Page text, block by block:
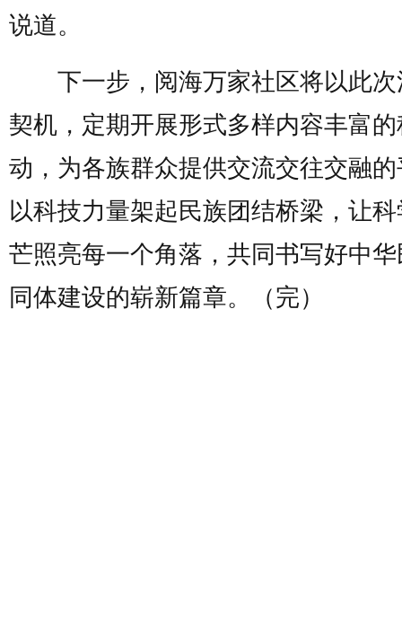
说道。
下一步，阅海万家社区将以此次
契机，定期开展形式多样内容丰富
动，为各族群众提供交流交往交融
以科技力量架起民族团结桥梁，让
芒照亮每一个角落，共同书写好中
同体建设的崭新篇章。（完）